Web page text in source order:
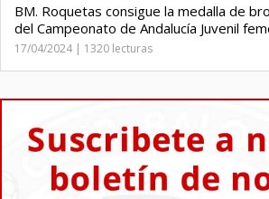
BM. Roquetas consigue la medalla de
del Campeonato de Andalucía Juvenil
17/04/2024 | 1320 lecturas